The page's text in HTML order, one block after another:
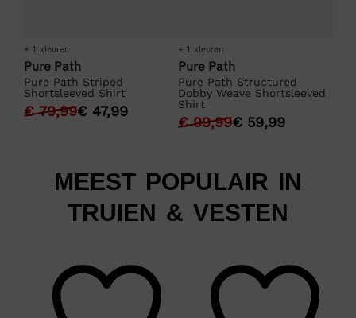
+ 1 kleuren
Pure Path
Pure Path Striped
Shortsleeved Shirt
€79,99€ 47,99
+ 1 kleuren
Pure Path
Pure Path Structured
Dobby Weave Shortsleeved
Shirt
€99,99€ 59,99
MEEST POPULAIR IN
TRUIEN & VESTEN